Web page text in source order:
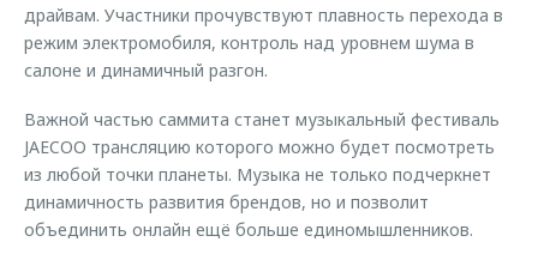
драйвам. Участники прочувствуют плавность перехода в
режим электромобиля, контроль над уровнем шума в
салоне и динамичный разгон.
Важной частью саммита станет музыкальный фестиваль
JAECOO трансляцию которого можно будет посмотреть
из любой точки планеты. Музыка не только подчеркнет
динамичность развития брендов, но и позволит
объединить онлайн ещё больше единомышленников.